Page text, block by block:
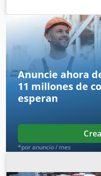
Compresor Atlas Copco
de funcionamiento,
de emergencia 12,5 kVA,
400 voltios, núm. de serie
documentación de
Crodszbiivopfx Ai Isf
Anuncie ahora
11 millones de
esperan
*por anuncio / mes